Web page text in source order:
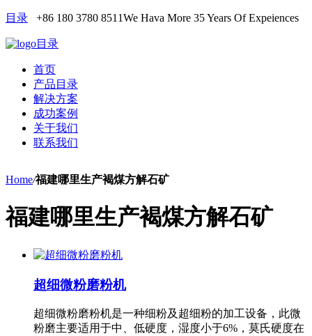
目录 +86 180 3780 8511We Hava More 35 Years Of Expeiences
目录
首页
产品目录
解决方案
成功案例
关于我们
联系我们
Home/福建哪里生产褐煤方解石矿
福建哪里生产褐煤方解石矿
超细微粉磨粉机
超细微粉磨粉机是一种细粉及超细粉的加工设备，此微
粉磨主要适用于中、低硬度，湿度小于6%，莫氏硬度在